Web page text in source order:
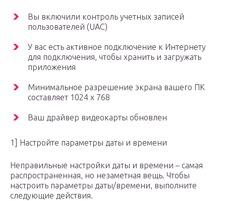
Вы включили контроль учетных записей
пользователей (UAC)
У вас есть активное подключение к Интернету
для подключения, чтобы хранить и загружать
приложения
Минимальное разрешение экрана вашего ПК
составляет 1024 x 768
Ваш драйвер видеокарты обновлен
1] Настройте параметры даты и времени
Неправильные настройки даты и времени – самая
распространенная, но незаметная вещь. Чтобы
настроить параметры даты/времени, выполните
следующие действия.